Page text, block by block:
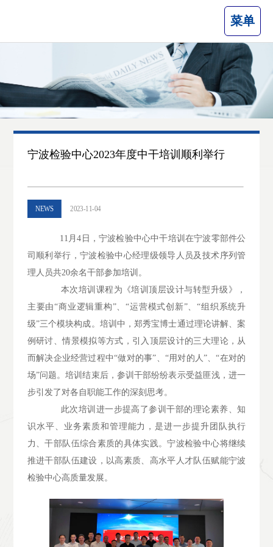
菜单
宁波检验中心2023年度中干培训顺利举行
NEWS 2023-11-04
11月4日，宁波检验中心中干培训在宁波零部件公
司顺利举行，宁波检验中心经理级领导人员及技术序列管
理人员共20余名干部参加培训。
本次培训课程为《培训顶层设计与转型升级》，
主要由“商业逻辑重构”、“运营模式创新”、“组织系统升
级”三个模块构成。培训中，郑秀宝博士通过理论讲解、案
例研讨、情景模拟等方式，引入顶层设计的三大理论，从
而解决企业经营过程中“做对的事”、“用对的人”、“在对的
场”问题。培训结束后，参训干部纷纷表示受益匪浅，进一
步引发了对各自职能工作的深刻思考。
此次培训进一步提高了参训干部的理论素养、知
识水平、业务素质和管理能力，是进一步提升团队执行
力、干部队伍综合素质的具体实践。宁波检验中心将继续
推进干部队伍建设，以高素质、高水平人才队伍赋能宁波
检验中心高质量发展。